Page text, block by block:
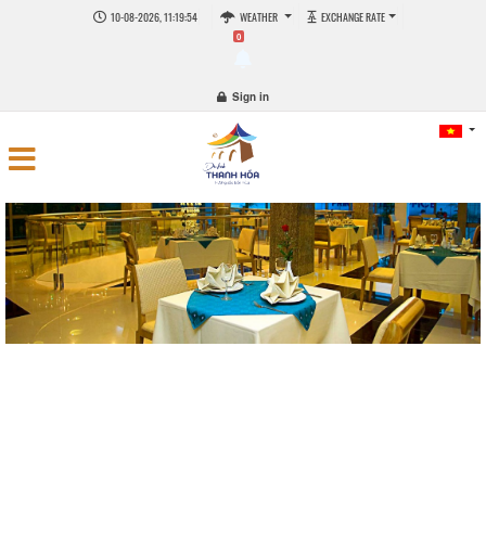
10-08-2026, 11:19:55 WEATHER EXCHANGE RATE
0
Sign in